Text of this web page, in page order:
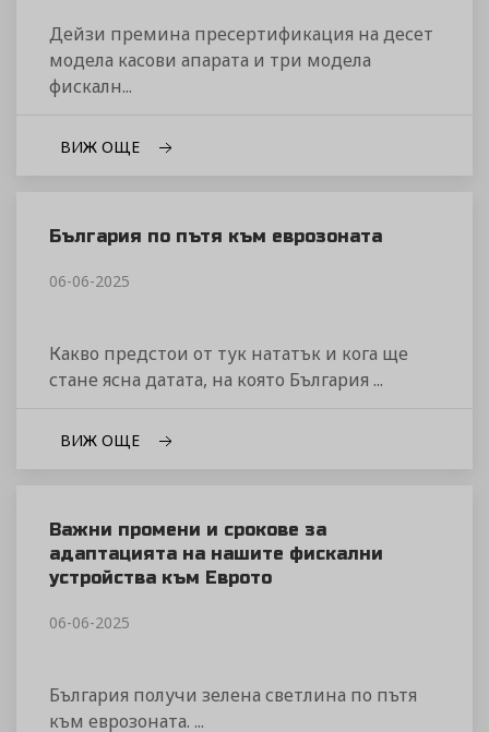
Дейзи премина пресертификация на десет
модела касови апарата и три модела
фискалн...
ВИЖ ОЩЕ
България по пътя към еврозоната
06-06-2025
Какво предстои от тук нататък и кога ще
стане ясна датата, на която България ...
ВИЖ ОЩЕ
Важни промени и срокове за
адаптацията на нашите фискални
устройства към Еврото
06-06-2025
България получи зелена светлина по пътя
към еврозоната. ...